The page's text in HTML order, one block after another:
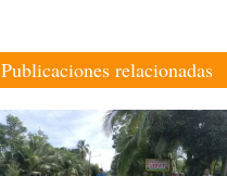
Publicaciones relacionadas